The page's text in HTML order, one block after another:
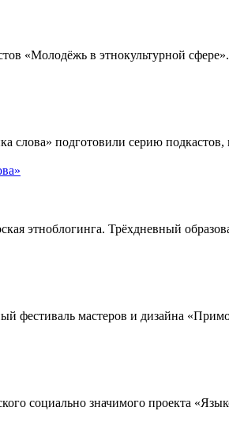
«Молодёжь в этнокультурной
подготовили серию
этноблогинга. Трёхдневный
фестиваль мастеров и дизайна
социально значимого проекта